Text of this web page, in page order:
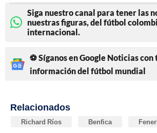
Siga nuestro canal para tener las
nuestras figuras, del fútbol
internacional.
⚽ Síganos en Google Noticias con
información del fútbol mundial
Relacionados
Richard Ríos Benfica